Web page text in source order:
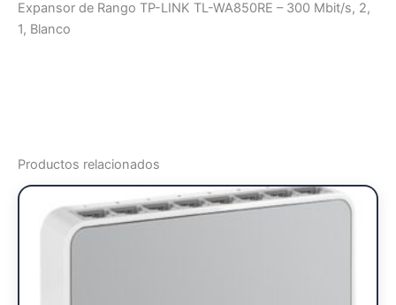
Expansor de Rango TP-LINK TL-WA850RE – 300 Mbit/s, 2,
1, Blanco
Productos relacionados